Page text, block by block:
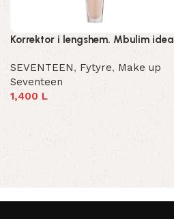
Korrektor i lengshem. Mbulim ideal
SEVENTEEN, Fytyre, Make up
Seventeen
1,400 L